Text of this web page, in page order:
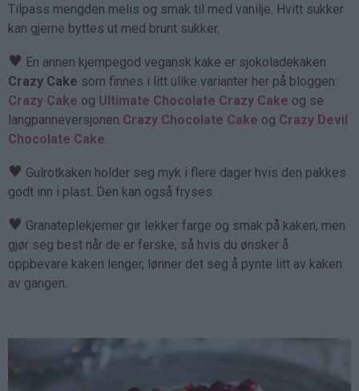
Tilpass mengden melis og smak til med vanilje. Hvitt sukker
kan gjerne byttes ut med brunt sukker.
♥ En annen kjempegod vegansk kake er sjokoladekaken
Crazy Cake som finnes i litt ulike varianter her på bloggen:
Crazy Cake og Ultimate Chocolate Crazy Cake og se
langpanneversjonen Crazy Chocolate Cake og Crazy Devil
Chocolate Cake
♥ Gulrotkaken holder seg myk i flere dager hvis den pakkes
godt inn i plast. Den kan også fryses.
♥ Granateplekjerner gir lekker farge og smak på kaken, men
gjør seg best når de er ferske, så hvis du ønsker å
oppbevare kaken lenger, lønner det seg å pynte litt av kaken
av gangen.